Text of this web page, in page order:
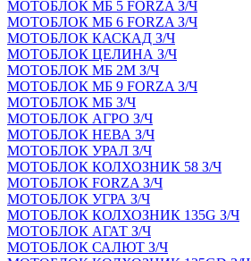
МОТОБЛОК МБ 5 FORZA З/Ч
МОТОБЛОК МБ 6 FORZA З/Ч
МОТОБЛОК КАСКАД З/Ч
МОТОБЛОК ЦЕЛИНА З/Ч
МОТОБЛОК МБ 2М З/Ч
МОТОБЛОК МБ 9 FORZA З/Ч
МОТОБЛОК МБ З/Ч
МОТОБЛОК АГРО З/Ч
МОТОБЛОК НЕВА З/Ч
МОТОБЛОК УРАЛ З/Ч
МОТОБЛОК КОЛХОЗНИК 58 З/Ч
МОТОБЛОК FORZA З/Ч
МОТОБЛОК УГРА З/Ч
МОТОБЛОК КОЛХОЗНИК 135G З/Ч
МОТОБЛОК АГАТ З/Ч
МОТОБЛОК САЛЮТ З/Ч